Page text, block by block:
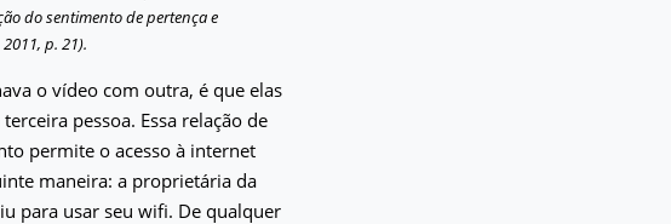
do sentimento de pertença e
p. 21).
o vídeo com outra, é que elas
pessoa. Essa relação de
permite o acesso à internet
maneira: a proprietária da
para usar seu wifi. De qualquer